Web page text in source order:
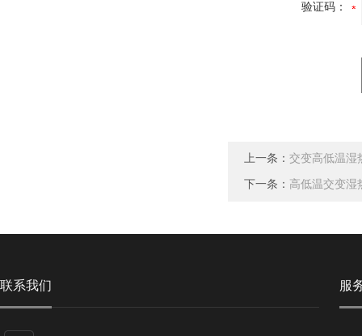
验证码：
上一条： 交变高低温湿
下一条： 高低温交变湿
联系我们 服